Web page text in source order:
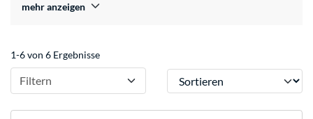
mehr anzeigen
1-6 von 6 Ergebnisse
Filtern Sortieren